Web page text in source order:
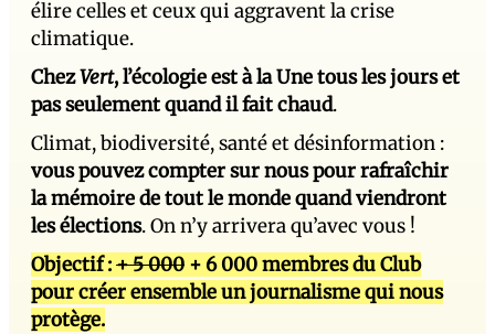
élire celles et ceux qui aggravent la crise
climatique.
ChezVert, l’écologie est à la Une tous les jours et
pas seulement quand il fait chaud.
Climat, biodiversité, santé et désinformation :
vous pouvez compter sur nous pour rafraîchir
la mémoire de tout le monde quand viendront
les élections. On n’y arrivera qu’avec vous !
Objectif :+ 5 000 + 6 000 membres du Club
pour créer ensemble un journalisme qui nous
protège.